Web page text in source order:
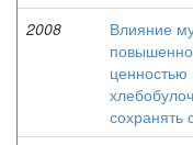
2008
Влияние
ценностью
сохранять